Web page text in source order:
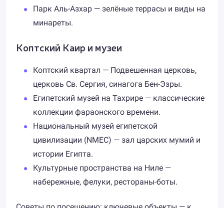
Парк Аль-Азхар — зелёные террасы и виды на
минареты.
Коптский Каир и музеи
Коптский квартал — Подвешенная церковь,
церковь Св. Сергия, синагога Бен-Эзры.
Египетский музей на Тахрире — классические
коллекции фараонского времени.
Национальный музей египетской
цивилизации (NMEC) — зал царских мумий и
истории Египта.
Культурные пространства на Ниле —
набережные, фелуки, рестораны-боты.